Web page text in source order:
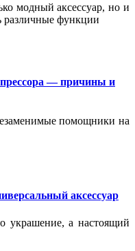
модный аксессуар, но и
различные функции
— причины и
помощники на
аксессуар
украшение, а настоящий